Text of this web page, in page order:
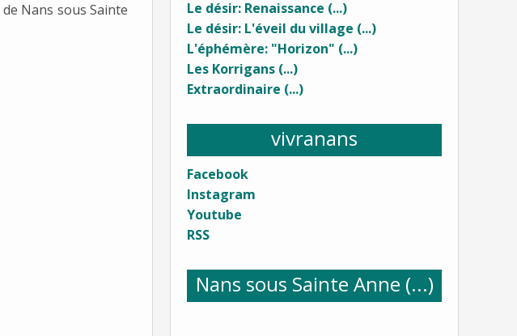
Le désir: Renaissance (...)
Le désir: L'éveil du village (...)
L'éphémère: "Horizon" (...)
Les Korrigans (...)
Extraordinaire (...)
vivranans
Facebook
Instagram
Youtube
RSS
Nans sous Sainte Anne (...)
de Nans sous Sainte